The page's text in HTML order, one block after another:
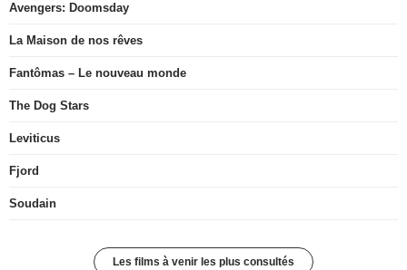
Avengers: Doomsday
La Maison de nos rêves
Fantômas – Le nouveau monde
The Dog Stars
Leviticus
Fjord
Soudain
Les films à venir les plus consultés